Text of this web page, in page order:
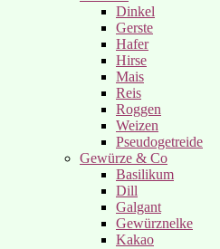
Dinkel
Gerste
Hafer
Hirse
Mais
Reis
Roggen
Weizen
Pseudogetreide
Gewürze & Co
Basilikum
Dill
Galgant
Gewürznelke
Kakao